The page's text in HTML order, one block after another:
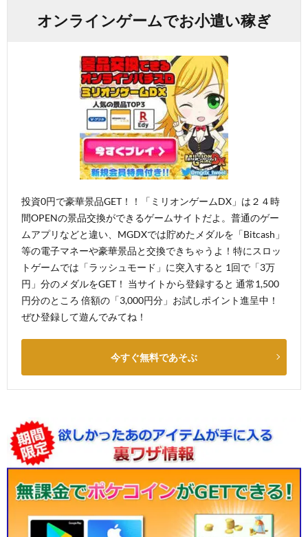
オンラインゲームでお小遣い稼ぎ
投資0円で豪華景品GET！！「ミリオンゲームDX」は２４時
間OPENの景品交換ができるゲームサイトだよ。普通のゲー
ムアプリなどと違い、MGDXでは貯めたメダルを「Bitcash」
等の電子マネーや豪華景品と交換できちゃうよ！特にスロッ
トゲームでは「ラッシュモード」に突入すると 1回で「3万
円」分のメダルをGET！ 当サイトから登録すると 通常1,500
円分のところ 倍額の「3,000円分」お試しポイント進呈中！
ぜひ登録して遊んでみてね！
今すぐ無料であそぶ